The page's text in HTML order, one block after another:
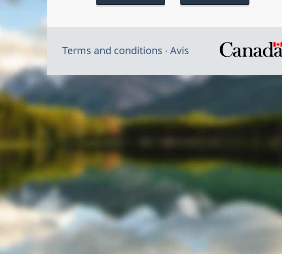
Terms and conditions Avis